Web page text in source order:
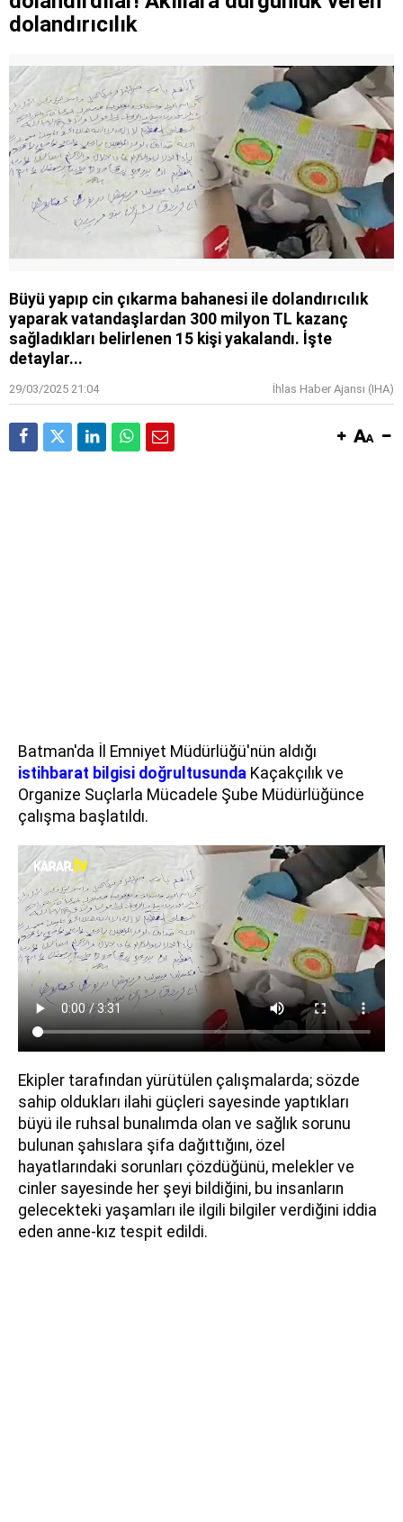
dolandırıcılık
Büyü yapıp cin çıkarma bahanesi ile dolandırıcılık
yaparak vatandaşlardan 300 milyon TL kazanç
sağladıkları belirlenen 15 kişi yakalandı. İşte
detaylar...
29/03/2025 21:04 İhlas Haber Ajansı (IHA)
Batman'da İl Emniyet Müdürlüğü'nün aldığı
istihbarat bilgisi doğrultusunda Kaçakçılık ve
Organize Suçlarla Mücadele Şube Müdürlüğünce
çalışma başlatıldı.
Ekipler tarafından yürütülen çalışmalarda; sözde
sahip oldukları ilahi güçleri sayesinde yaptıkları
büyü ile ruhsal bunalımda olan ve sağlık sorunu
bulunan şahıslara şifa dağıttığını, özel
hayatlarındaki sorunları çözdüğünü, melekler ve
cinler sayesinde her şeyi bildiğini, bu insanların
gelecekteki yaşamları ile ilgili bilgiler verdiğini iddia
eden anne-kız tespit edildi.